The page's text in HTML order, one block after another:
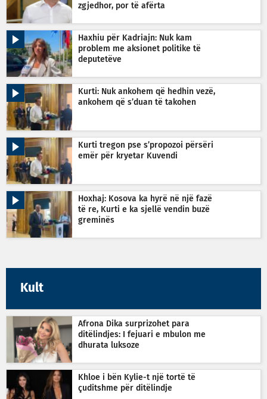
zgjedhor, por të afërta
Haxhiu për Kadriajn: Nuk kam
problem me aksionet politike të
deputetëve
Kurti: Nuk ankohem që hedhin vezë,
ankohem që s’duan të takohen
Kurti tregon pse s’propozoi përsëri
emër për kryetar Kuvendi
Hoxhaj: Kosova ka hyrë në një fazë
të re, Kurti e ka sjellë vendin buzë
greminës
Kult
Afrona Dika surprizohet para
ditëlindjes: I fejuari e mbulon me
dhurata luksoze
Khloe i bën Kylie-t një tortë të
çuditshme për ditëlindje